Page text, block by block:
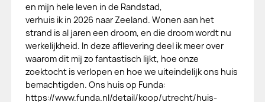
en mijn hele leven in de Randstad,
verhuis ik in 2026 naar Zeeland. Wonen aan het
strand is al jaren een droom, en die droom wordt nu
werkelijkheid. In deze afllevering deel ik meer over
waarom dit mij zo fantastisch lijkt, hoe onze
zoektocht is verlopen en hoe we uiteindelijk ons huis
bemachtigden. Ons huis op Funda:
https://www.funda.nl/detail/koop/utrecht/huis-